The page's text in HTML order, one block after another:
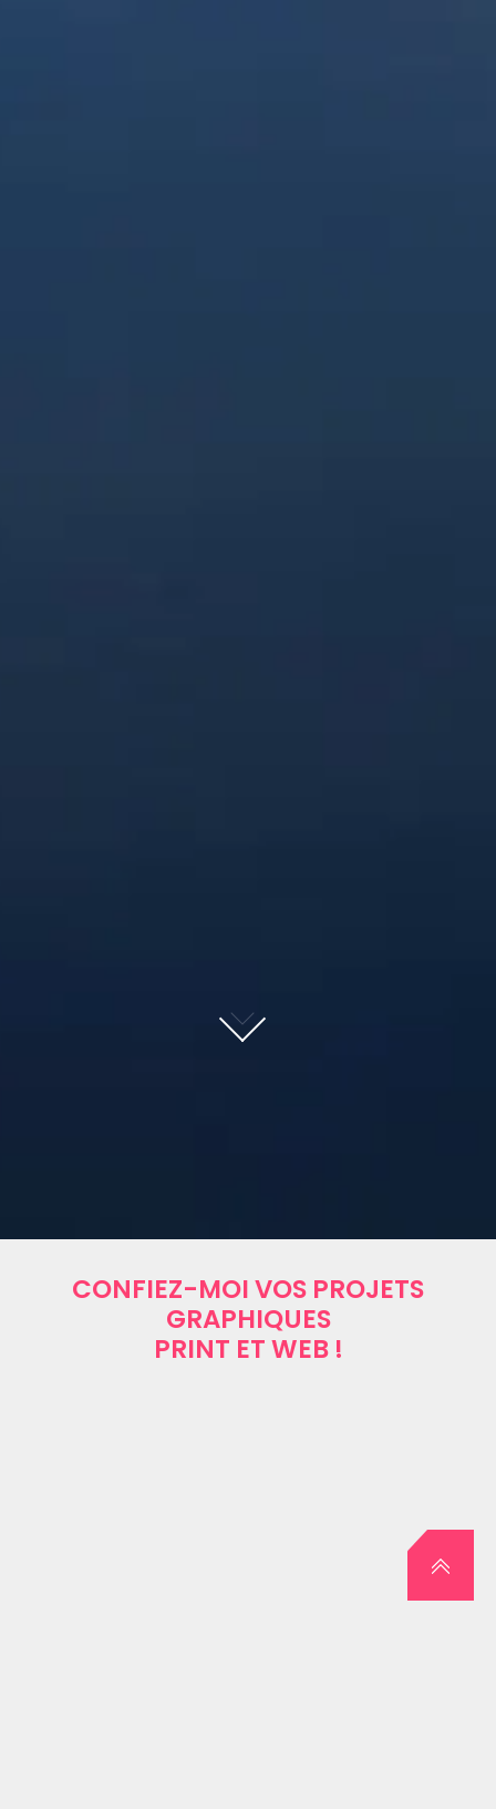
CONFIEZ-MOI VOS PROJETS
GRAPHIQUES
PRINT ET WEB !